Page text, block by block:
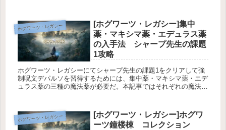
ホグワーツ・レガシー
[ホグワーツ・レガシー]集中
薬・マキシマ薬・エデュラス薬
の入手法 シャープ先生の課題
1攻略
ホグワーツ・レガシーにてシャープ先生の課題1をクリアして強
制呪文デパルソを習得するためには、集中薬・マキシマ薬・エデ
ュラス薬の三種の魔法薬が必要だ。本記事ではそれぞれの魔法薬
ホグワーツ・レガシー
[ホグワーツ・レガシー]ホグワ
ーツ鐘楼棟 コレクション